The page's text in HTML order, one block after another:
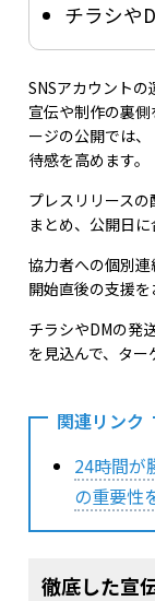
チラシや
SNSアカウント
宣伝や制作の裏
ージの公開では
待感を高めます。
プレスリリース
まとめ、公開日
協力者への個別連
開始直後の支援を
チラシやDMの発
を見込んで、ター
関連リンク
24時間が
の重要性
徹底した宣